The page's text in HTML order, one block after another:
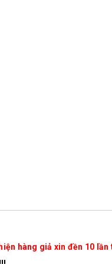
hàng giả xin đền 10 lần